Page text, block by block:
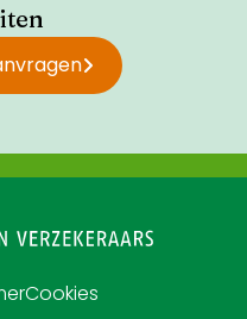
Cookies